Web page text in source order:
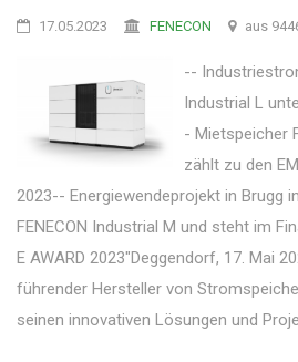
17.05.2023 FENECON aus
--
Industrial L
- Mietspeicher
zählt zu den
2023-- Energiewendeprojekt in Brugg
FENECON Industrial M und steht im
E AWARD 2023"Deggendorf, 17. Mai
führender Hersteller von
seinen innovativen Lösungen und